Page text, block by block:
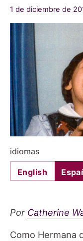
1 de diciembre de
idiomas
English
Por Catherine
Como Hermana